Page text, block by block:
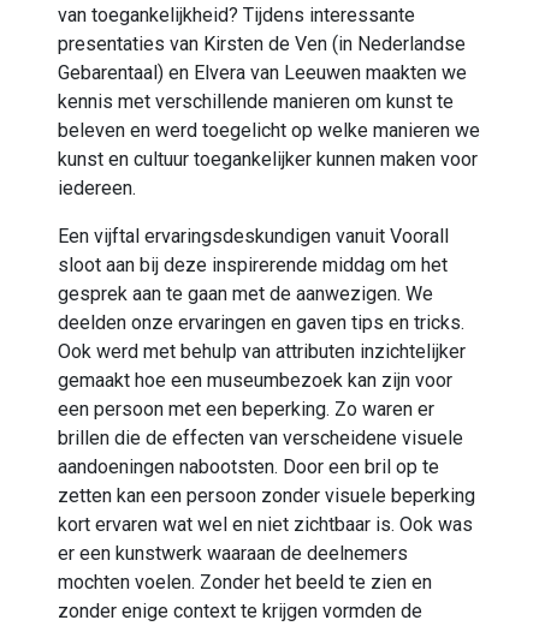
van toegankelijkheid? Tijdens interessante
presentaties van Kirsten de Ven (in Nederlandse
Gebarentaal) en Elvera van Leeuwen maakten we
kennis met verschillende manieren om kunst te
beleven en werd toegelicht op welke manieren we
kunst en cultuur toegankelijker kunnen maken voor
iedereen.
Een vijftal ervaringsdeskundigen vanuit Voorall
sloot aan bij deze inspirerende middag om het
gesprek aan te gaan met de aanwezigen. We
deelden onze ervaringen en gaven tips en tricks.
Ook werd met behulp van attributen inzichtelijker
gemaakt hoe een museumbezoek kan zijn voor
een persoon met een beperking. Zo waren er
brillen die de effecten van verscheidene visuele
aandoeningen nabootsten. Door een bril op te
zetten kan een persoon zonder visuele beperking
kort ervaren wat wel en niet zichtbaar is. Ook was
er een kunstwerk waaraan de deelnemers
mochten voelen. Zonder het beeld te zien en
zonder enige context te krijgen vormden de